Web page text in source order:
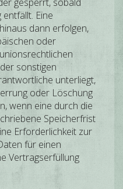
Eine
dann erfolgen,
oder
sonstigen
unterliegt,
oder Löschung
wenn eine durch die
Speicherfrist
Erforderlichkeit zur
für einen
Vertragserfüllung